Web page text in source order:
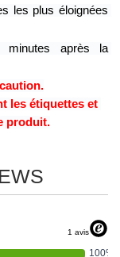
les plus éloignées
minutes après la
les étiquettes et
produit.